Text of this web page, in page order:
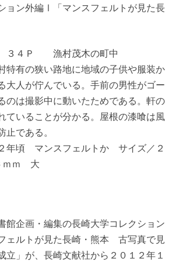
ョン外編Ⅰ「マンスフェルトが見た長
４Ｐ 漁村茂木の町中
特有の狭い路地に地域の子供や服装か
大人が佇んでいる。手前の男性がゴー
のは撮影中に動いたためである。軒の
ていることが分かる。屋根の漆喰は風
である。
年頃 マンスフェルトか サイズ／２
ｍｍ 大
館企画・編集の長崎大学コレクション
ェルトが見た長崎・熊本 古写真で見
立」が、長崎文献社から２０１２年１